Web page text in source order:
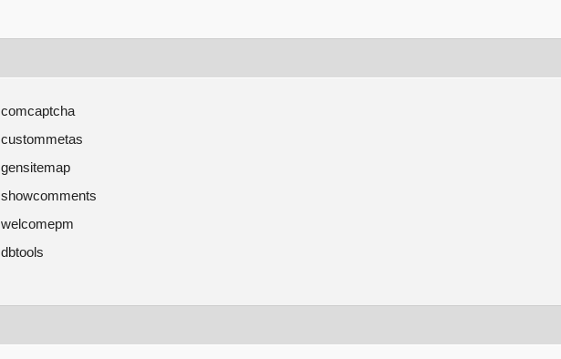
comcaptcha
custommetas
gensitemap
showcomments
welcomepm
dbtools